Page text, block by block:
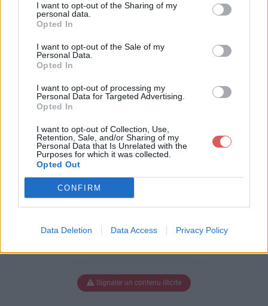
I want to opt-out of the Sharing of my
personal data.
Opted In
I want to opt-out of the Sale of my
Personal Data.
Opted In
I want to opt-out of processing my
Personal Data for Targeted Advertising.
Opted In
I want to opt-out of Collection, Use,
Retention, Sale, and/or Sharing of my
Personal Data that Is Unrelated with the
Purposes for which it was collected.
Opted Out
CONFIRM
Data Deletion Data Access Privacy Policy
Télécharger le fichier STRATEGI
E EN 2012.pdf
Télécharger STRATEGIE EN 2012.
Télécharger le fichier (2.1 Mo)
Signaler un contenu illicite